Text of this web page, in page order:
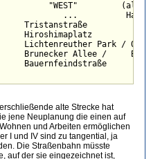
"WEST"
...
Tristanstraße
Hiroshimaplatz
Lichtenreuther Park /
Brunecker Allee /
Bauernfeindstraße
alte Strecke hat
jene Neuplanung die einen auf
und Arbeiten ermöglichen
I und IV sind zu tangential, ja
Die Straßenbahn müsste
auf der sie eingezeichnet ist,